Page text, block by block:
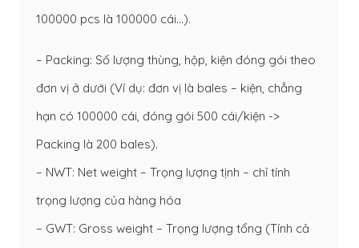
100000 pcs là 100000 cái…).
– Packing: Số lượng thùng, hộp, kiện đóng gói theo
đơn vị ở dưới (Ví dụ: đơn vị là bales – kiện, chẳng
hạn có 100000 cái, đóng gói 500 cái/kiện ->
Packing là 200 bales).
– NWT: Net weight – Trọng lượng tịnh – chỉ tính
trọng lượng của hàng hóa
– GWT: Gross weight – Trọng lượng tổng (Tính cả